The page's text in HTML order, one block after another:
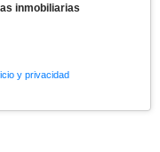
inmobiliarias
y privacidad